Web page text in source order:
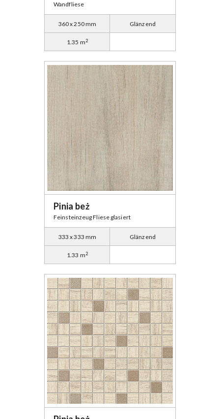
Wandfliese
360 x 250 mm Glänzend
1.35 m2
Pinia beż
Feinsteinzeug Fliese glasiert
333 x 333 mm Glänzend
1.33 m2